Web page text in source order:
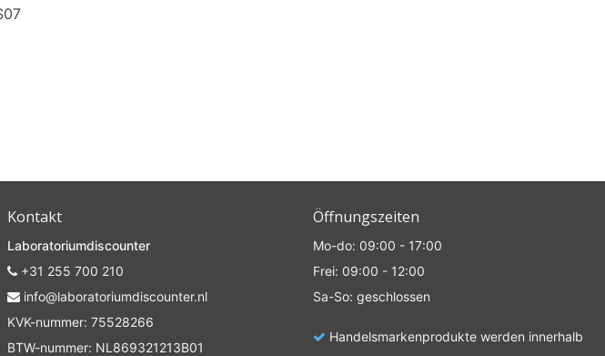
Kontakt
Laboratoriumdiscounter
+31 255 700 210
info@laboratoriumdiscounter.nl
KVK-nummer: 75528266
BTW-nummer: NL869321213B01
Öffnungszeiten
Mo-do: 09:00 - 17:00
Frei: 09:00 - 12:00
Sa-So: geschlossen
Handelsmarkenprodukte werden innerhalb